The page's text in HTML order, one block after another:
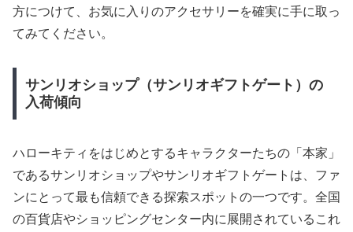
方につけて、お気に入りのアクセサリーを確実に手に取っ
てみてください。
サンリオショップ（サンリオギフトゲート）の
入荷傾向
ハローキティをはじめとするキャラクターたちの「本家」
であるサンリオショップやサンリオギフトゲートは、ファ
ンにとって最も信頼できる探索スポットの一つです。全国
の百貨店やショッピングセンター内に展開されているこれ